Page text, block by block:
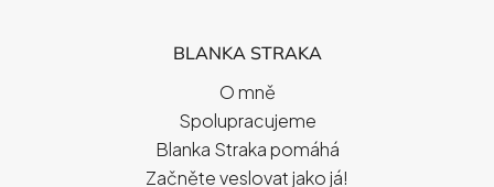
BLANKA STRAKA
O mně
Spolupracujeme
Blanka Straka pomáhá
Začněte veslovat jako já!